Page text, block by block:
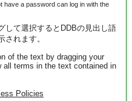
have a password can log in with the
して選択するとDDBの見出し語
されます。
of the text by dragging your
all terms in the text contained in
Policies